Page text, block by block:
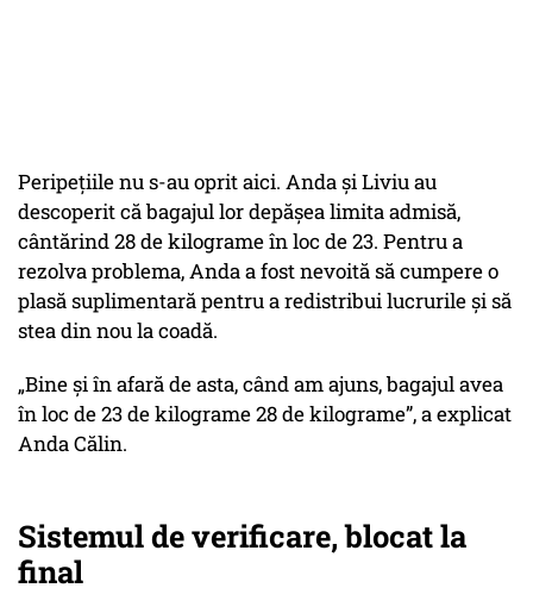
Peripețiile nu s-au oprit aici. Anda și Liviu au
descoperit că bagajul lor depășea limita admisă,
cântărind 28 de kilograme în loc de 23. Pentru a
rezolva problema, Anda a fost nevoită să cumpere o
plasă suplimentară pentru a redistribui lucrurile și să
stea din nou la coadă.
„Bine și în afară de asta, când am ajuns, bagajul avea
în loc de 23 de kilograme 28 de kilograme”, a explicat
Anda Călin.
Sistemul de verificare, blocat la
final